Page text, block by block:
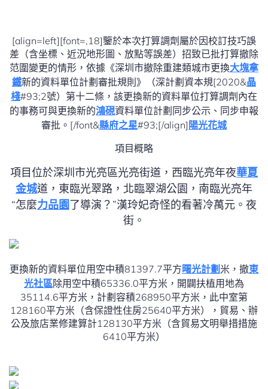
[align=left][font=,18]鑒於本次打算調劑屬於因校訂技巧誤
差（含坐標、近況地形圖、放點等誤差）招致已批打算撤除
范圍變更的情形，依據《深圳市撤除重建類城市更換大塊拿
鐵新的資料單位計劃審批規則》（深計劃資本規[2020&晶
棧#93;2號）第十二條，該更換新的資料單位打算調劑內在
的事務可與更換新的鴻硯資料單位計劃同步公示、同步申報
審批。[/font&縣府之星#93;[/align] 陽光花城
項目概略
項目位於深圳市光亮區光亮街道，西臨光亮年夜華夏
金城道，東臨光翠路，北臨翠湖公園，南臨光亮年
“怎麼力品園了導演？”漢玲妃奇怪的看著冷萬元。夜
街。
更換新的資料單位用空中積81397.7平方曙光計劃 米，撤東
光社區除用空中積65336.0平方米，開闢扶植用地為
35114.6平方米，計劃容積268950平方米，此中室第
128160平方米（含保證性住房25640平方米），貿易、辦
公及旅店業修建算計128130平方米（含貿易文明舉措措施
6410平方米）